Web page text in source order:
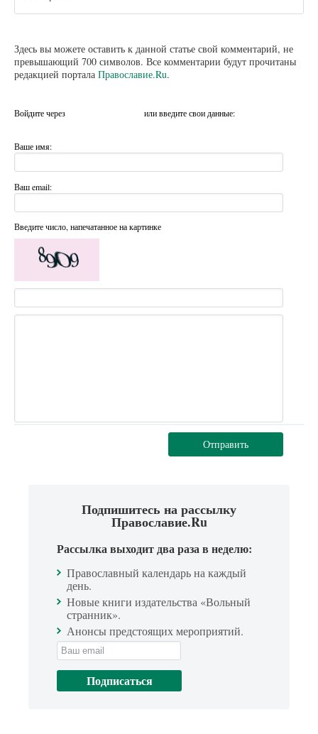
Здесь вы можете оставить к данной статье свой комментарий, не
превышающий 700 символов. Все комментарии будут прочитаны
редакцией портала Православие.Ru.
Войдите через или введите свои данные:
Ваше имя:
Ваш email:
Введите число, напечатанное на картинке
Отправить
Подпишитесь на рассылку
Православие.Ru
Рассылка выходит два раза в неделю:
Православный календарь на каждый
день.
Новые книги издательства «Вольный
странник».
Анонсы предстоящих мероприятий.